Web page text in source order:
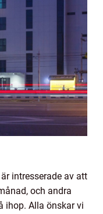
intresserade av att
och andra
ihop. Alla önskar vi